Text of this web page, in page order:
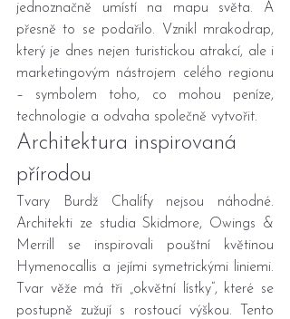
jednoznačně umístí na mapu světa. A
přesně to se podařilo. Vznikl mrakodrap,
který je dnes nejen turistickou atrakcí, ale i
marketingovým nástrojem celého regionu
– symbolem toho, co mohou peníze,
technologie a odvaha společně vytvořit.
Architektura inspirovaná
přírodou
Tvary Burdž Chalífy nejsou náhodné.
Architekti ze studia Skidmore, Owings &
Merrill se inspirovali pouštní květinou
Hymenocallis a jejími symetrickými liniemi.
Tvar věže má tři „okvětní lístky“, které se
postupně zužují s rostoucí výškou. Tento